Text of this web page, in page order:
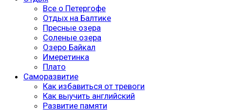
Все о Петергофе
Отдых на Балтике
Пресные озера
Соленые озера
Озеро Байкал
Имеретинка
Плато
Саморазвитие
Как избавиться от тревоги
Как выучить английский
Развитие памяти